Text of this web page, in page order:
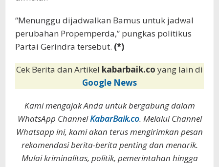
“Menunggu dijadwalkan Bamus untuk jadwal
perubahan Propemperda,” pungkas politikus
Partai Gerindra tersebut. (*)
Cek Berita dan Artikel kabarbaik.co yang lain di
Google News
Kami mengajak Anda untuk bergabung dalam
WhatsApp ChannelKabarBaik.co. Melalui Channel
Whatsapp ini, kami akan terus mengirimkan pesan
rekomendasi berita-berita penting dan menarik.
Mulai kriminalitas, politik, pemerintahan hingga